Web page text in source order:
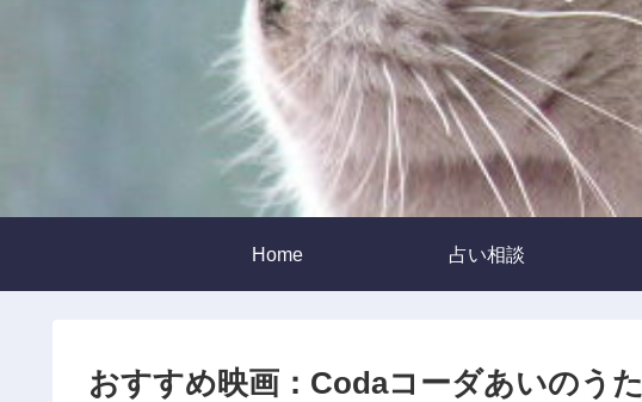
Home 占い相談
おすすめ映画：Codaコーダあいのうた